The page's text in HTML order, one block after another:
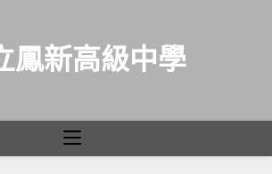
鳳新高級中學